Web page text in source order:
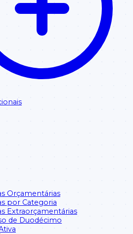
Orçamentárias
por Categoria
Extraorçamentárias
de Duodécimo